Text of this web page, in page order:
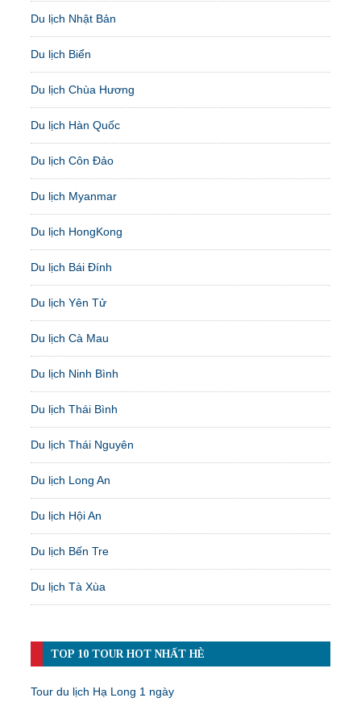
Du lịch Nhật Bản
Du lịch Biển
Du lịch Chùa Hương
Du lịch Hàn Quốc
Du lịch Côn Đảo
Du lịch Myanmar
Du lịch HongKong
Du lịch Bái Đính
Du lịch Yên Tử
Du lịch Cà Mau
Du lịch Ninh Bình
Du lịch Thái Bình
Du lịch Thái Nguyên
Du lịch Long An
Du lịch Hội An
Du lịch Bến Tre
Du lịch Tà Xùa
TOP 10 TOUR HOT NHẤT HÈ
Tour du lịch Hạ Long 1 ngày